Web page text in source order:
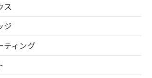
ス
ジ
ティング